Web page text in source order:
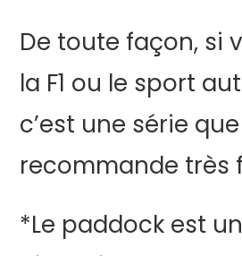
De toute façon, si
la F1 ou le sport
c’est une série
recommande très
*Le paddock est